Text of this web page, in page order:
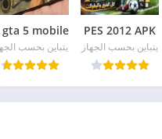
PES 2012 APK
يتباين بحسب الجهاز يتباين بحسب